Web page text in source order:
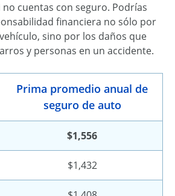
cuentas con seguro. Podrías
financiera no sólo por
sino por los daños que
y personas en un accidente.
Prima promedio anual de
seguro de auto
$1,556
$1,432